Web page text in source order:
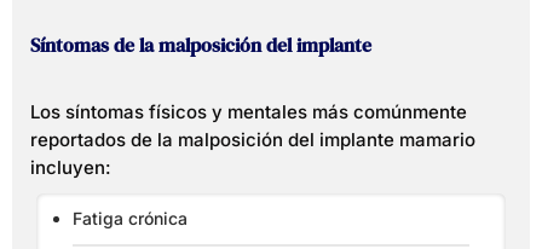
Síntomas de la malposición del implante
Los síntomas físicos y mentales más comúnmente
reportados de la malposición del implante mamario
incluyen:
Fatiga crónica